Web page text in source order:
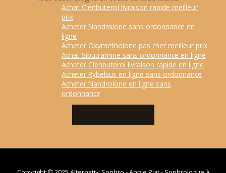
Achat Clenbuterol livraison rapide meilleur
prix
Acheter Nandrolone sans ordonnance en
ligne
Acheter Oxymetholone pas cher meilleur prix
Achat Sibutramine sans ordonnance en ligne
Acheter Clenbuterol livraison rapide en ligne
Acheter Rybelsus en ligne sans ordonnance
Acheter Nandrolone en ligne sans
ordonnance